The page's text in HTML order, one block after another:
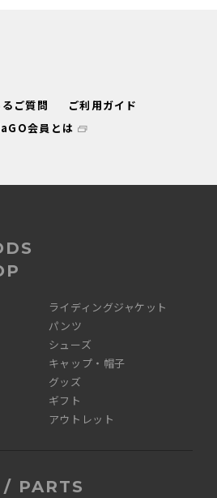
ご質問
ご利用ガイド
会員とは
ライディングジャケット
パンツ
シューズ
キャップ・帽子
グッズ
ギフト
アウトレット
/ PARTS